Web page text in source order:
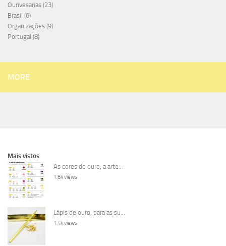
Ourivesarias (23)
Brasil (6)
Organizações (9)
Portugal (8)
MORE
Mais vistos
As cores do ouro, a arte...
1.6k views
Lápis de ouro, para as su...
1.4k views